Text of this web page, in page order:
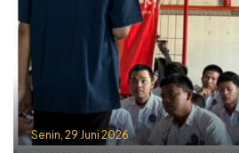
Senin, 29 Juni 2026